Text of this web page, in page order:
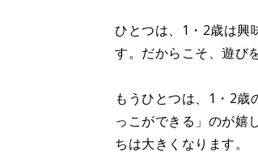
ひとつは、1・2歳は興
す。だからこそ、遊び
もうひとつは、1・2歳
っこができる」のが嬉
ちは大きくなります。